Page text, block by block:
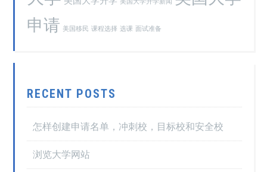
申请 美国移民 课程选择 选课 面试准备
RECENT POSTS
怎样创建申请名单，冲刺校，目标校和安全校
浏览大学网站